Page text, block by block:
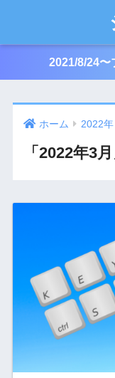
2021/8/24〜
ホーム 2022年
「2022年3